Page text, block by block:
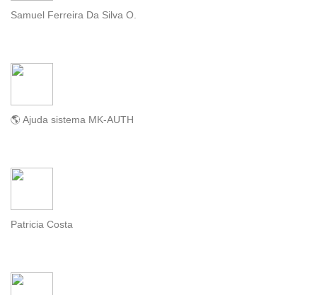
Samuel Ferreira Da Silva O.
🌎 Ajuda sistema MK-AUTH
Patricia Costa